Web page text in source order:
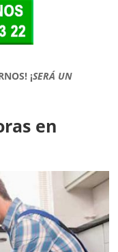
¡SERÁ UN
en